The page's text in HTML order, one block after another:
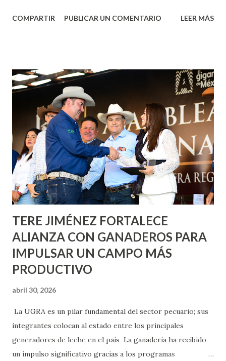
municipal, Leo Montañez dio inicio al programa
Corazón Urbano y el Municipio capital. Leo Montañez
informó que en este programa se usarán cerca de 90 mil
metros cuadrados de pintura, para dar inicio en la calle
Nieto, entre Jesús F. Elizondo y la calle 22 de Octubre, con
lo que se aplicará pintura en 66 casas. Posteriormente se
llevará este programa a Villas de Nuestra Señora de la
Asunción, Avenida Alameda y Decreto 27 de Septiembre, en
los edificios FOVISSSTE Ojo de Agua, en la comunidad
Norias de Paso Hondo y en los edificios de...
COMPARTIR PUBLICAR UN COMENTARIO LEER MÁS
TERE JIMÉNEZ FORTALECE
ALIANZA CON GANADEROS PARA
IMPULSAR UN CAMPO MÁS
PRODUCTIVO
abril 30, 2026
La UGRA es un pilar fundamental del sector pecuario; sus
integrantes colocan al estado entre los principales
generadores de leche en el país La ganadería ha recibido
un impulso significativo gracias a los programas